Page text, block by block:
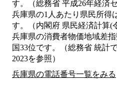
す。（総務省 平成26年経済
兵庫県の1人あたり県民所得
す。（内閣府 県民経済計算(
兵庫県の消費者物価地域差
国33位です。（総務省 統計
2023を参照）
兵庫県の電話番号一覧をみる